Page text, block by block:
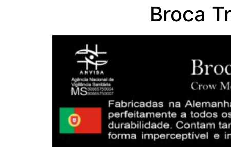
Broca